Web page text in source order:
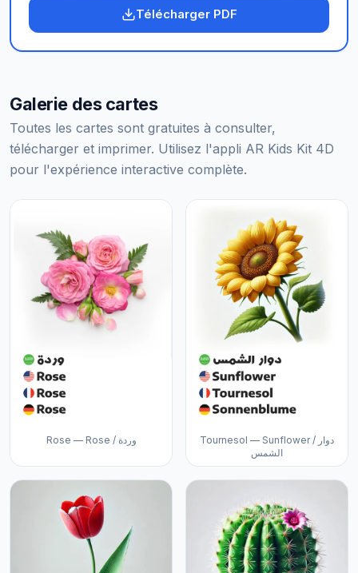
Télécharger PDF
Galerie des cartes
Toutes les cartes sont gratuites à consulter,
télécharger et imprimer. Utilisez l'appli AR Kids Kit 4D
pour l'expérience interactive complète.
Rose — Rose / وردة
Tournesol — Sunflower / دوار
الشمس